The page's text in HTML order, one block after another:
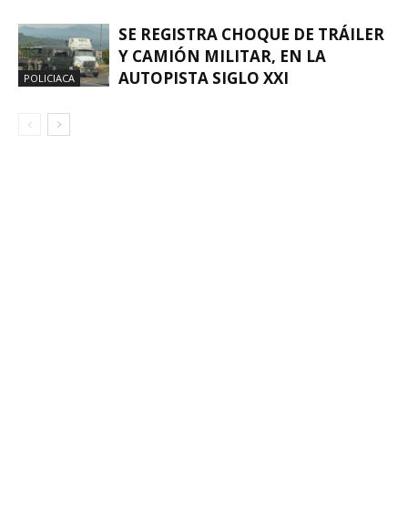
POLICIACA
SE REGISTRA CHOQUE DE TRÁILER
Y CAMIÓN MILITAR, EN LA
AUTOPISTA SIGLO XXI